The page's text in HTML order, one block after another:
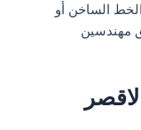
الساخن أو
مهندسين